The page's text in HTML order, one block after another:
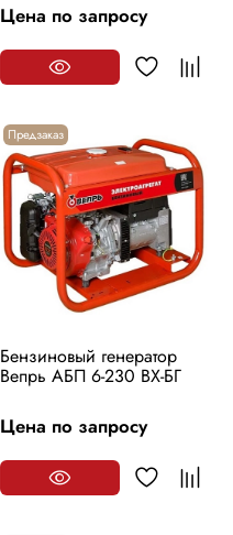
Цена по запросу
Предзаказ
Бензиновый генератор
Вепрь АБП 6-230 ВХ-БГ
Цена по запросу